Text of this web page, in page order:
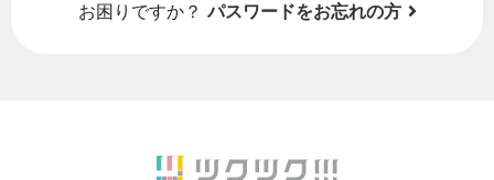
お困りですか？ パスワードをお忘れの方